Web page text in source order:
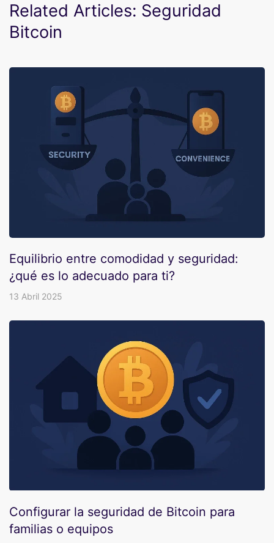
Related Articles: Seguridad
Bitcoin
Equilibrio entre comodidad y seguridad:
¿qué es lo adecuado para ti?
13 Abril 2025
Configurar la seguridad de Bitcoin para
familias o equipos